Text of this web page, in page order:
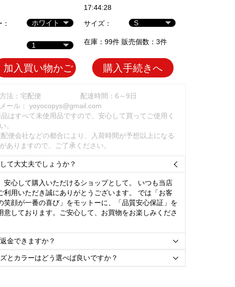
17:44:28
サイズ：
在庫：99件 販売個数：3件
加入買い物かご 購入手続きへ
法：宅配便
配達時間：6～9日
ール： yoyocopys@gmail.com
品はすべて未使用品ですので、安心して買ってご使用く
。
便会社などの都合により、入荷時間が予想以上になる
ありますので、ご了承ください。
て大丈夫でしょうか？ 
安心して購入いただけるショップとして。 いつも当店
利用いただき誠にありがとうございます。 では「お客
笑顔が一番の喜び」をモットーに、「品質安心保証」を
意しております。ご安心して、お買物をお楽しみくださ
金できますか？ 
とカラーはどう選べば良いですか？ 